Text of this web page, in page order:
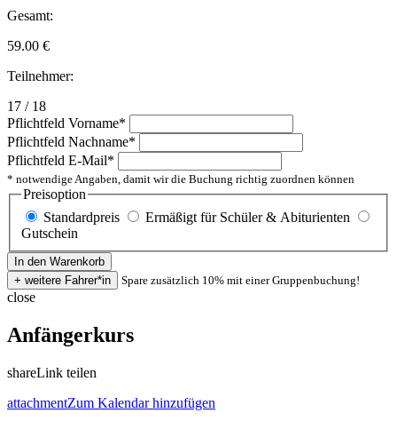
Gesamt:
59.00 €
Teilnehmer:
17 / 18
Pflichtfeld Vorname*
Pflichtfeld Nachname*
Pflichtfeld E-Mail*
* notwendige Angaben, damit wir die Buchung richtig zuordnen können
Preisoption
Standardpreis
Ermäßigt für Schüler & Abiturienten
Gutschein
Spare zusätzlich 10% mit einer Gruppenbuchung!
close
Anfängerkurs
shareLink teilen
attachmentZum Kalendar hinzufügen